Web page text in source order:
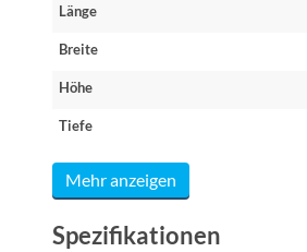
Länge
Breite
Höhe
Tiefe
Mehr anzeigen
Spezifikationen